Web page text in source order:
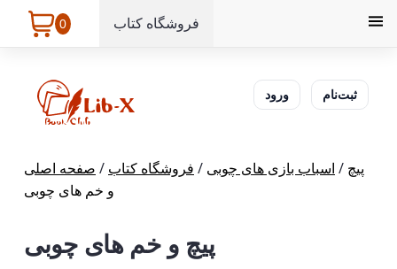
0 فروشگاه کتاب
ورود ثبت‌نام
صفحه اصلی / فروشگاه کتاب / اسباب بازی های چوبی / پیچ
و خم های چوبی
پیچ و خم های چوبی